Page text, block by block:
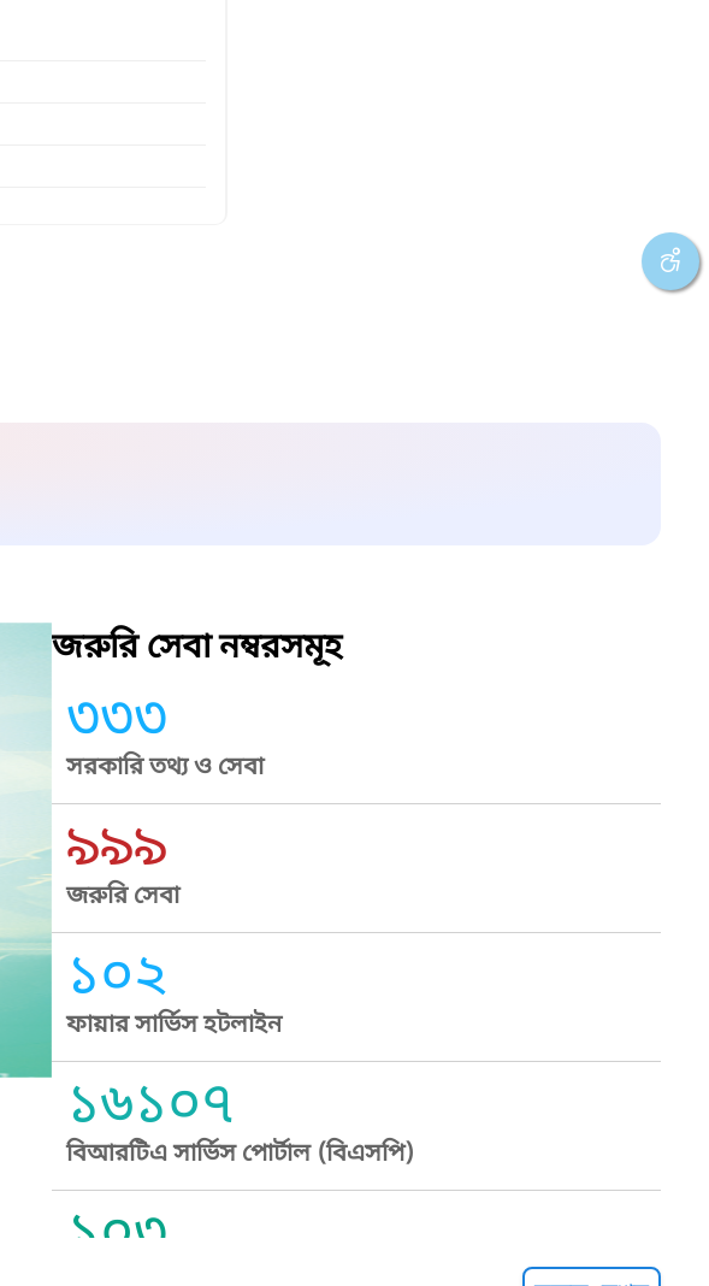
জরুরি সেবা নম্বরসমূহ
৩৩৩
সরকারি তথ্য ও সেবা
৯৯৯
জরুরি সেবা
১০২
ফায়ার সার্ভিস হটলাইন
১৬১০৭
বিআরটিএ সার্ভিস পোর্টাল (বিএসপি)
১০৩